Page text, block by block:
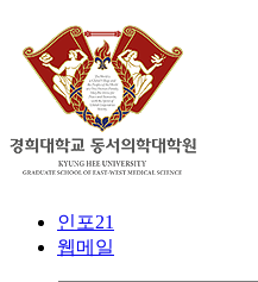
인포21
웹메일